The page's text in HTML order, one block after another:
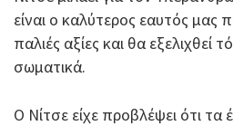
είναι ο καλύτερος εαυτός μας
παλιές αξίες και θα εξελιχθεί
σωματικά.
Ο Νίτσε είχε προβλέψει ότι